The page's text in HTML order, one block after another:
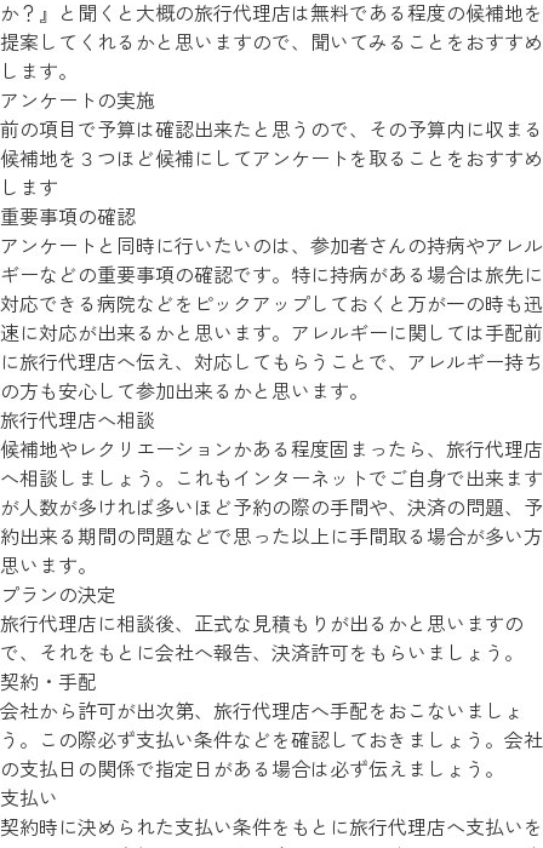
か？』と聞くと大概の旅行代理店は無料である程度の候補地を
提案してくれるかと思いますので、聞いてみることをおすすめ
します。
アンケートの実施
前の項目で予算は確認出来たと思うので、その予算内に収まる
候補地を３つほど候補にしてアンケートを取ることをおすすめ
します
重要事項の確認
アンケートと同時に行いたいのは、参加者さんの持病やアレル
ギーなどの重要事項の確認です。特に持病がある場合は旅先に
対応できる病院などをピックアップしておくと万が一の時も迅
速に対応が出来るかと思います。アレルギーに関しては手配前
に旅行代理店へ伝え、対応してもらうことで、アレルギー持ち
の方も安心して参加出来るかと思います。
旅行代理店へ相談
候補地やレクリエーションかある程度固まったら、旅行代理店
へ相談しましょう。これもインターネットでご自身で出来ます
が人数が多ければ多いほど予約の際の手間や、決済の問題、予
約出来る期間の問題などで思った以上に手間取る場合が多い方
思います。
プランの決定
旅行代理店に相談後、正式な見積もりが出るかと思いますの
で、それをもとに会社へ報告、決済許可をもらいましょう。
契約・手配
会社から許可が出次第、旅行代理店へ手配をおこないましょ
う。この際必ず支払い条件などを確認しておきましょう。会社
の支払日の関係で指定日がある場合は必ず伝えましょう。
支払い
契約時に決められた支払い条件をもとに旅行代理店へ支払いを